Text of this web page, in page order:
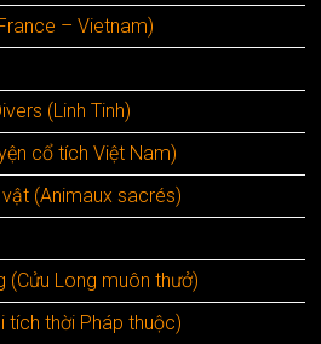
– Vietnam)
(Linh Tinh)
cổ tích Việt Nam)
(Animaux sacrés)
(Cửu Long muôn thưở)
tích thời Pháp thuộc)